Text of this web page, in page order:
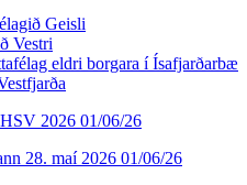
Geisli
Vestri
eldri borgara í Ísafjarðarbæ
2026 01/06/26
28. maí 2026 01/06/26